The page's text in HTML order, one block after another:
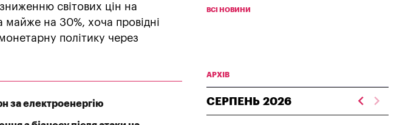
світових цін на
майже на 30%, хоча провідні
політику через
за електроенергію
ВСІ НОВИНИ
АРХІВ
СЕРПЕНЬ 2026